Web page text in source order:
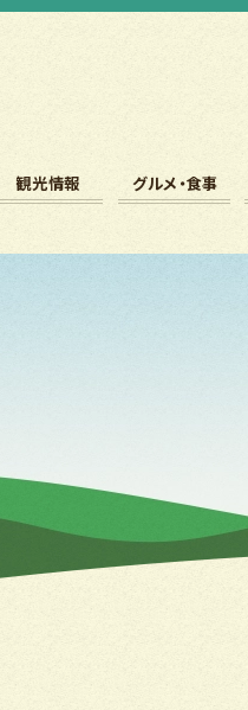
観光情報 グルメ・食事